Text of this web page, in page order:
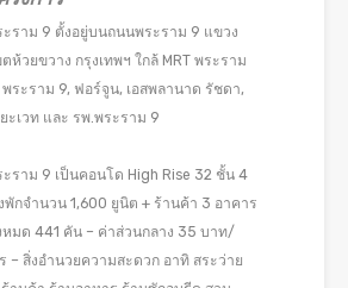
ราม 9 ตั้งอยู่บนถนนพระราม 9 แขวง
ห้วยขวาง กรุงเทพฯ ใกล้ MRT พระราม
พระราม 9, ฟอร์จูน, เอสพลานาด รัชดา,
ะเวท และ รพ.พระราม 9
ราม 9 เป็นคอนโด High Rise 32 ชั้น 4
พักจำนวน 1,600 ยูนิต + ร้านค้า 3 อาคาร
มด 441 คัน – ค่าส่วนกลาง 35 บาท/
– สิ่งอำนวยความสะดวก อาทิ สระว่าย